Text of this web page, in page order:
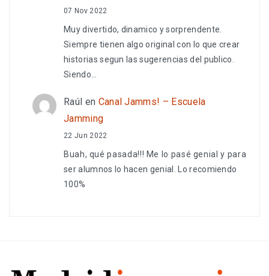
07 Nov 2022
Muy divertido, dinamico y sorprendente.
Siempre tienen algo original con lo que crear
historias segun las sugerencias del publico.
Siendo…
Raúl en Canal Jamms! – Escuela
Jamming
22 Jun 2022
Buah, qué pasada!!! Me lo pasé genial y para
ser alumnos lo hacen genial. Lo recomiendo
100%